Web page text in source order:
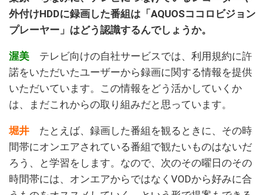
外付けHDDに録画した番組は「AQUOSココロビジョン
プレーヤー」はどう認識するんでしょうか。
渥美 テレビ向けの自社サービスでは、利用規約に許
諾をいただいたユーザーから録画に関する情報を提供
いただいています。この情報をどう活かしていくか
は、まだこれからの取り組みだと思っています。
堀井 たとえば、録画した番組を観るときに、その時
間帯にオンエアされている番組で観たいものはないだ
ろう、と学習をします。なので、次のその曜日のその
時間帯には、オンエアからではなくVODから好みに合